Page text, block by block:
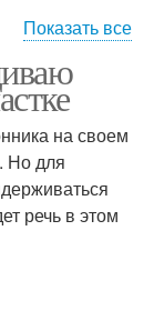
огороде
в саду
Показать все
на своем
Но для
речь в этом